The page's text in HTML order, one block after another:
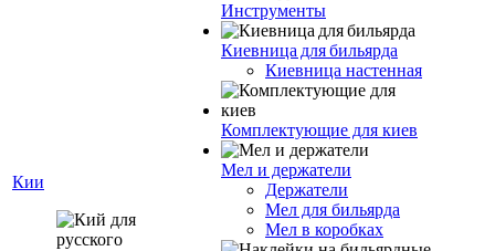
Кии
Инструменты
Киевница для бильярда
Киевница настенная
Комплектующие для киев
Мел и держатели
Держатели
Мел для бильярда
Мел в коробках